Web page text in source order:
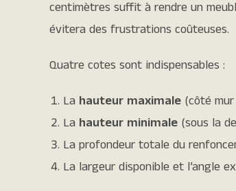
centimètres suffit à rendre un
évitera des frustrations coûteuses.
Quatre cotes sont indispensables :
La hauteur maximale (côté
La hauteur minimale (sous la
La profondeur totale du
La largeur disponible et l’angle